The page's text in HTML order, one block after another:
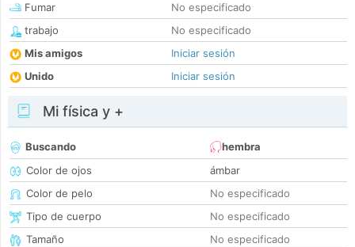
Fumar
No especificado
trabajo
No especificado
Mis amigos
Iniciar sesión
Unido
Iniciar sesión
Mi física y +
Buscando
hembra
Color de ojos
ámbar
Color de pelo
No especificado
Tipo de cuerpo
No especificado
Tamaño
No especificado